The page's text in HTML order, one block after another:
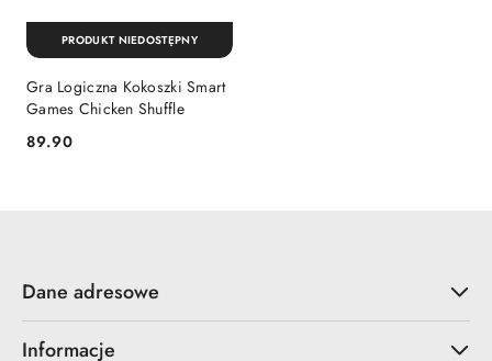
Gra Logiczna Kokoszki Smart
Games Chicken Shuffle
Cena:
89.90
PRODUKT NIEDOSTĘPNY
Dane adresowe
Informacje